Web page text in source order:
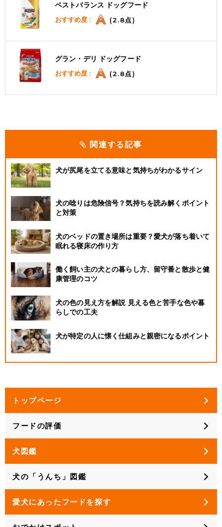
ベストバランス ドッグフード
おすすめ度 : (2.8点)
グラン・デリ ドッグフード
おすすめ度 : (2.8点)
関連する記事
犬が尻尾を立てる意味と気持ちがわかるサイン
犬の唸りは危険信号？気持ちを読み解くポイント
と対策
犬のベッドの置き場所は重要？愛犬が落ち着いて
眠れる寝床の作り方
働く飼い主の犬との暮らし方、留守番と散歩と健
康管理のコツ
犬の色の見え方を解説 見える色と苦手な色や暮
らしでの工夫
犬が特定の人に懐く仕組みと親密になるポイント
トップページ
フードの評価
犬図鑑
犬の「うんち」図鑑
愛犬にあったフードを探す